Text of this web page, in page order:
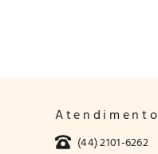
Atendimento
(44) 2101-6262